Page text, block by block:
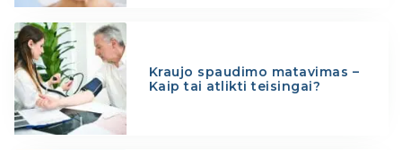
Kraujo spaudimo matavimas –
Kaip tai atlikti teisingai?